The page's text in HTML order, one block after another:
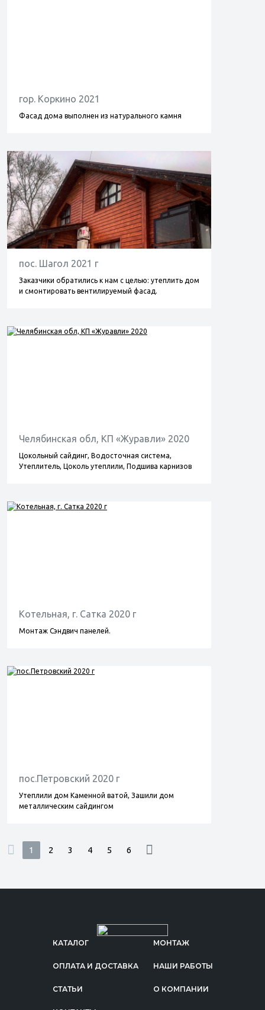
гор. Коркино 2021
Фасад дома выполнен из натурального камня
пос. Шагол 2021 г
Заказчики обратились к нам с целью: утеплить дом
и смонтировать вентилируемый фасад.
Челябинская обл, КП «Журавли» 2020
Цокольный сайдинг, Водосточная система,
Утеплитель, Цоколь утеплили, Подшива карнизов
Котельная, г. Сатка 2020 г
Монтаж Сэндвич панелей.
пос.Петровский 2020 г
Утеплили дом Каменной ватой, Зашили дом
металлическим сайдингом
1 2 3 4 5 6
КАТАЛОГ МОНТАЖ
ОПЛАТА И ДОСТАВКА НАШИ РАБОТЫ
СТАТЬИ О КОМПАНИИ